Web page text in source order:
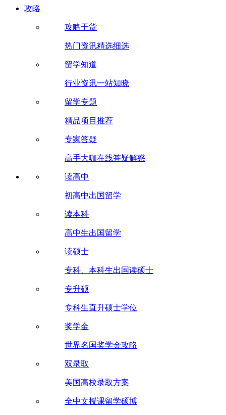
攻略
攻略干货
热门资讯精选细选
留学知道
行业资讯一站知晓
留学专题
精品项目推荐
专家答疑
高手大咖在线答疑解惑
读高中
初高中出国留学
读本科
高中生出国留学
读硕士
专科、本科生出国读硕士
专升硕
专科生直升硕士学位
奖学金
世界名国奖学金攻略
双录取
美国高校录取方案
全中文授课留学硕博